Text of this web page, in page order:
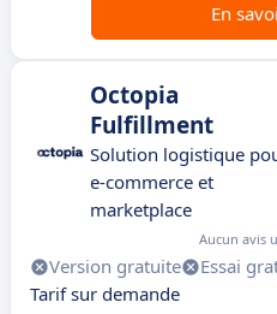
En
Octopia
Fulfillment
Solution logistique
e-commerce et
marketplace
Aucun avis
Version gratuite Essai
Tarif sur demande